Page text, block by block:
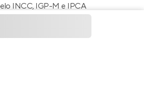
INCC, IGP-M e IPCA